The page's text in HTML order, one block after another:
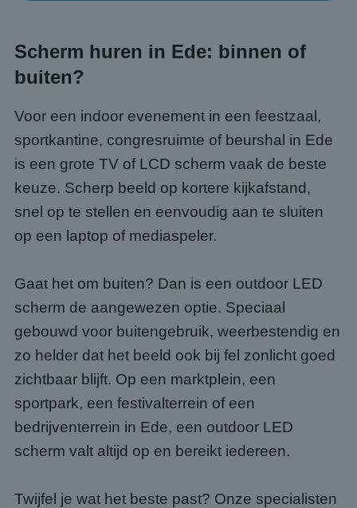
Scherm huren in Ede: binnen of
buiten?
Voor een indoor evenement in een feestzaal,
sportkantine, congresruimte of beurshal in Ede
is een grote TV of LCD scherm vaak de beste
keuze. Scherp beeld op kortere kijkafstand,
snel op te stellen en eenvoudig aan te sluiten
op een laptop of mediaspeler.
Gaat het om buiten? Dan is een outdoor LED
scherm de aangewezen optie. Speciaal
gebouwd voor buitengebruik, weerbestendig en
zo helder dat het beeld ook bij fel zonlicht goed
zichtbaar blijft. Op een marktplein, een
sportpark, een festivalterrein of een
bedrijventerrein in Ede, een outdoor LED
scherm valt altijd op en bereikt iedereen.
Twijfel je wat het beste past? Onze specialisten